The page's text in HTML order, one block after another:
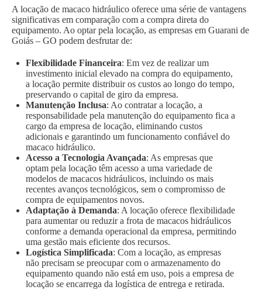
A locação de macaco hidráulico oferece uma série de vantagens
significativas em comparação com a compra direta do
equipamento. Ao optar pela locação, as empresas em Guarani de
Goiás – GO podem desfrutar de:
Flexibilidade Financeira: Em vez de realizar um
investimento inicial elevado na compra do equipamento,
a locação permite distribuir os custos ao longo do tempo,
preservando o capital de giro da empresa.
Manutenção Inclusa: Ao contratar a locação, a
responsabilidade pela manutenção do equipamento fica a
cargo da empresa de locação, eliminando custos
adicionais e garantindo um funcionamento confiável do
macaco hidráulico.
Acesso a Tecnologia Avançada: As empresas que
optam pela locação têm acesso a uma variedade de
modelos de macacos hidráulicos, incluindo os mais
recentes avanços tecnológicos, sem o compromisso de
compra de equipamentos novos.
Adaptação à Demanda: A locação oferece flexibilidade
para aumentar ou reduzir a frota de macacos hidráulicos
conforme a demanda operacional da empresa, permitindo
uma gestão mais eficiente dos recursos.
Logística Simplificada: Com a locação, as empresas
não precisam se preocupar com o armazenamento do
equipamento quando não está em uso, pois a empresa de
locação se encarrega da logística de entrega e retirada.